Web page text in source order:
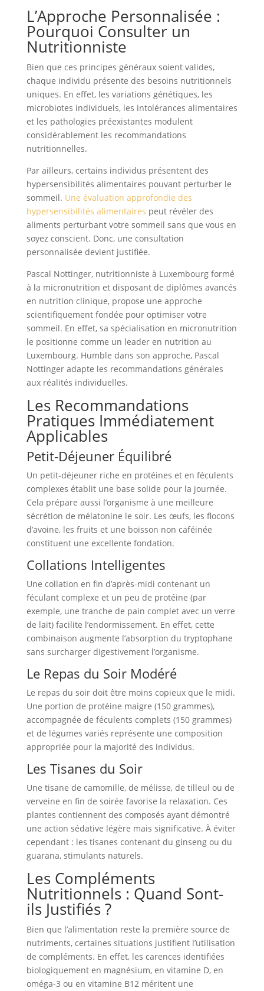
L’Approche Personnalisée :
Pourquoi Consulter un
Nutritionniste
Bien que ces principes généraux soient valides,
chaque individu présente des besoins nutritionnels
uniques. En effet, les variations génétiques, les
microbiotes individuels, les intolérances alimentaires
et les pathologies préexistantes modulent
considérablement les recommandations
nutritionnelles.
Par ailleurs, certains individus présentent des
hypersensibilités alimentaires pouvant perturber le
sommeil. Une évaluation approfondie des
hypersensibilités alimentaires peut révéler des
aliments perturbant votre sommeil sans que vous en
soyez conscient. Donc, une consultation
personnalisée devient justifiée.
Pascal Nottinger, nutritionniste à Luxembourg formé
à la micronutrition et disposant de diplômes avancés
en nutrition clinique, propose une approche
scientifiquement fondée pour optimiser votre
sommeil. En effet, sa spécialisation en micronutrition
le positionne comme un leader en nutrition au
Luxembourg. Humble dans son approche, Pascal
Nottinger adapte les recommandations générales
aux réalités individuelles.
Les Recommandations
Pratiques Immédiatement
Applicables
Petit-Déjeuner Équilibré
Un petit-déjeuner riche en protéines et en féculents
complexes établit une base solide pour la journée.
Cela prépare aussi l’organisme à une meilleure
sécrétion de mélatonine le soir. Les œufs, les flocons
d’avoine, les fruits et une boisson non caféinée
constituent une excellente fondation.
Collations Intelligentes
Une collation en fin d’après-midi contenant un
féculant complexe et un peu de protéine (par
exemple, une tranche de pain complet avec un verre
de lait) facilite l’endormissement. En effet, cette
combinaison augmente l’absorption du tryptophane
sans surcharger digestivement l’organisme.
Le Repas du Soir Modéré
Le repas du soir doit être moins copieux que le midi.
Une portion de protéine maigre (150 grammes),
accompagnée de féculents complets (150 grammes)
et de légumes variés représente une composition
appropriée pour la majorité des individus.
Les Tisanes du Soir
Une tisane de camomille, de mélisse, de tilleul ou de
verveine en fin de soirée favorise la relaxation. Ces
plantes contiennent des composés ayant démontré
une action sédative légère mais significative. À éviter
cependant : les tisanes contenant du ginseng ou du
guarana, stimulants naturels.
Les Compléments
Nutritionnels : Quand Sont-
ils Justifiés ?
Bien que l’alimentation reste la première source de
nutriments, certaines situations justifient l’utilisation
de compléments. En effet, les carences identifiées
biologiquement en magnésium, en vitamine D, en
oméga-3 ou en vitamine B12 méritent une